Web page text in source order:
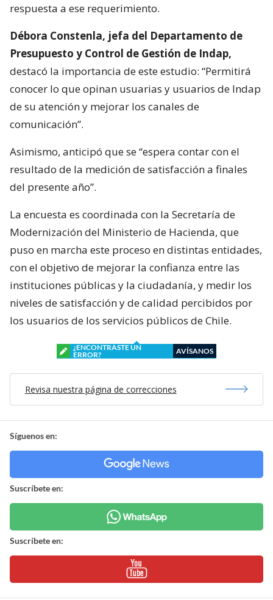
respuesta a ese requerimiento.
Débora Constenla, jefa del Departamento de
Presupuesto y Control de Gestión de Indap,
destacó la importancia de este estudio: “Permitirá
conocer lo que opinan usuarias y usuarios de Indap
de su atención y mejorar los canales de
comunicación”.
Asimismo, anticipó que se “espera contar con el
resultado de la medición de satisfacción a finales
del presente año”.
La encuesta es coordinada con la Secretaría de
Modernización del Ministerio de Hacienda, que
puso en marcha este proceso en distintas entidades,
con el objetivo de mejorar la confianza entre las
instituciones públicas y la ciudadanía, y medir los
niveles de satisfacción y de calidad percibidos por
los usuarios de los servicios públicos de Chile.
¿ENCONTRASTE UN
ERROR?
AVÍSANOS
Revisa nuestra página de correcciones
Síguenos en:
Suscríbete en:
Suscríbete en: